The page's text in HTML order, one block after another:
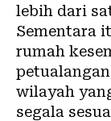
lebih dari
Sementara
rumah
wilayah
segala